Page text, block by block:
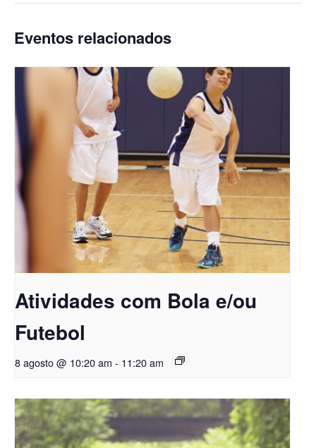
Eventos relacionados
Atividades com Bola e/ou
Futebol
8 agosto @ 10:20 am - 11:20 am